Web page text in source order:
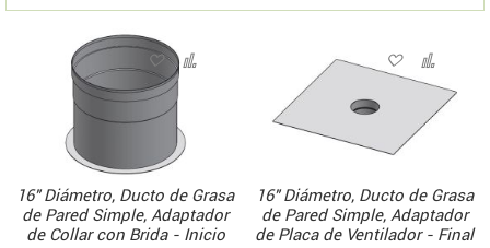
16" Diámetro, Ducto de Grasa
de Pared Simple, Adaptador
de Collar con Brida - Inicio
16" Diámetro, Ducto de Grasa
de Pared Simple, Adaptador
de Placa de Ventilador - Final